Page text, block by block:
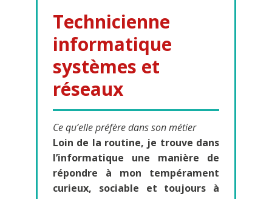
Technicienne
informatique
systèmes et
réseaux
Ce qu’elle préfère dans son métier
Loin de la routine, je trouve dans
l’informatique une manière de
répondre à mon tempérament
curieux, sociable et toujours à